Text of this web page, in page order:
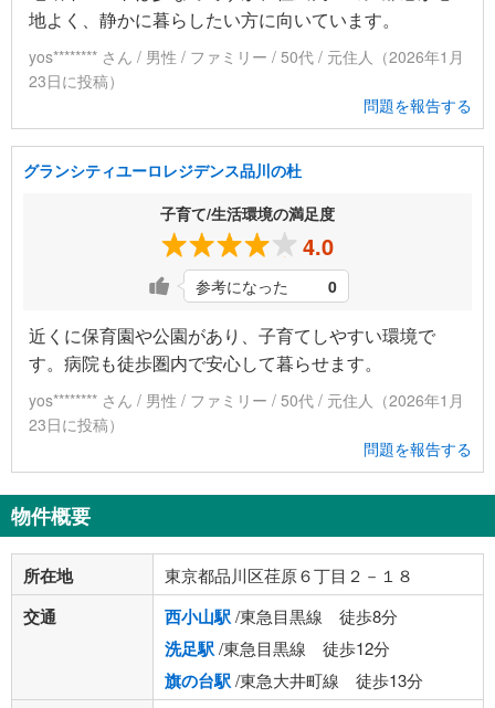
地よく、静かに暮らしたい方に向いています。
yos******** さん / 男性 / ファミリー / 50代 / 元住人（2026年1月
23日に投稿）
問題を報告する
グランシティユーロレジデンス品川の杜
子育て/生活環境の満足度
4.0
参考になった 0
近くに保育園や公園があり、子育てしやすい環境で
す。病院も徒歩圏内で安心して暮らせます。
yos******** さん / 男性 / ファミリー / 50代 / 元住人（2026年1月
23日に投稿）
問題を報告する
物件概要
所在地 東京都品川区荏原６丁目２－１８
交通 西小山駅/東急目黒線 徒歩8分
洗足駅/東急目黒線 徒歩12分
旗の台駅/東急大井町線 徒歩13分